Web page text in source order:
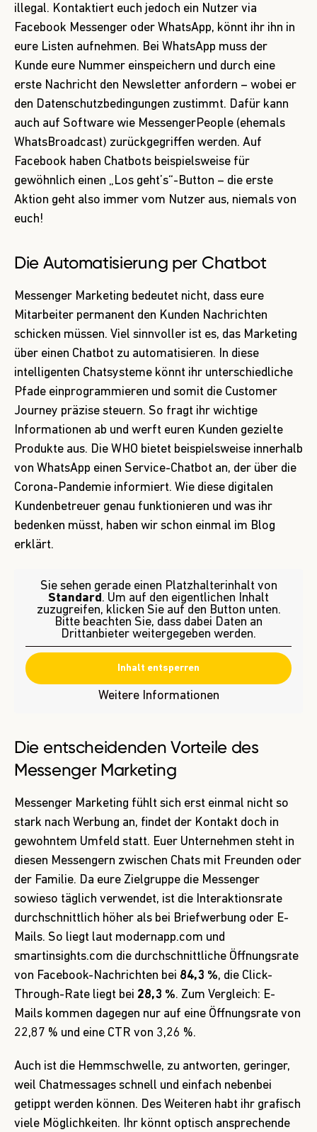
illegal. Kontaktiert euch jedoch ein Nutzer via
Facebook Messenger oder WhatsApp, könnt ihr ihn in
eure Listen aufnehmen. Bei WhatsApp muss der
Kunde eure Nummer einspeichern und durch eine
erste Nachricht den Newsletter anfordern – wobei er
den Datenschutzbedingungen zustimmt. Dafür kann
auch auf Software wie MessengerPeople (ehemals
WhatsBroadcast) zurückgegriffen werden. Auf
Facebook haben Chatbots beispielsweise für
gewöhnlich einen „Los geht’s“-Button – die erste
Aktion geht also immer vom Nutzer aus, niemals von
euch!
Die Automatisierung per Chatbot
Messenger Marketing bedeutet nicht, dass eure
Mitarbeiter permanent den Kunden Nachrichten
schicken müssen. Viel sinnvoller ist es, das Marketing
über einen Chatbot zu automatisieren. In diese
intelligenten Chatsysteme könnt ihr unterschiedliche
Pfade einprogrammieren und somit die Customer
Journey präzise steuern. So fragt ihr wichtige
Informationen ab und werft euren Kunden gezielte
Produkte aus. Die WHO bietet beispielsweise innerhalb
von WhatsApp einen Service-Chatbot an, der über die
Corona-Pandemie informiert. Wie diese digitalen
Kundenbetreuer genau funktionieren und was ihr
bedenken müsst, haben wir schon einmal im Blog
erklärt.
Sie sehen gerade einen Platzhalterinhalt von
Standard. Um auf den eigentlichen Inhalt
zuzugreifen, klicken Sie auf den Button unten.
Bitte beachten Sie, dass dabei Daten an
Drittanbieter weitergegeben werden.
Inhalt entsperren
Weitere Informationen
Die entscheidenden Vorteile des
Messenger Marketing
Messenger Marketing fühlt sich erst einmal nicht so
stark nach Werbung an, findet der Kontakt doch in
gewohntem Umfeld statt. Euer Unternehmen steht in
diesen Messengern zwischen Chats mit Freunden oder
der Familie. Da eure Zielgruppe die Messenger
sowieso täglich verwendet, ist die Interaktionsrate
durchschnittlich höher als bei Briefwerbung oder E-
Mails. So liegt laut modernapp.com und
smartinsights.com die durchschnittliche Öffnungsrate
von Facebook-Nachrichten bei 84,3 %, die Click-
Through-Rate liegt bei 28,3 %. Zum Vergleich: E-
Mails kommen dagegen nur auf eine Öffnungsrate von
22,87 % und eine CTR von 3,26 %.
Auch ist die Hemmschwelle, zu antworten, geringer,
weil Chatmessages schnell und einfach nebenbei
getippt werden können. Des Weiteren habt ihr grafisch
viele Möglichkeiten. Ihr könnt optisch ansprechende